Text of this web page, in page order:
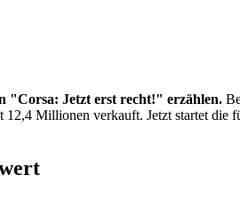
"Corsa: Jetzt erst recht!" erzählen.
Millionen verkauft. Jetzt startet